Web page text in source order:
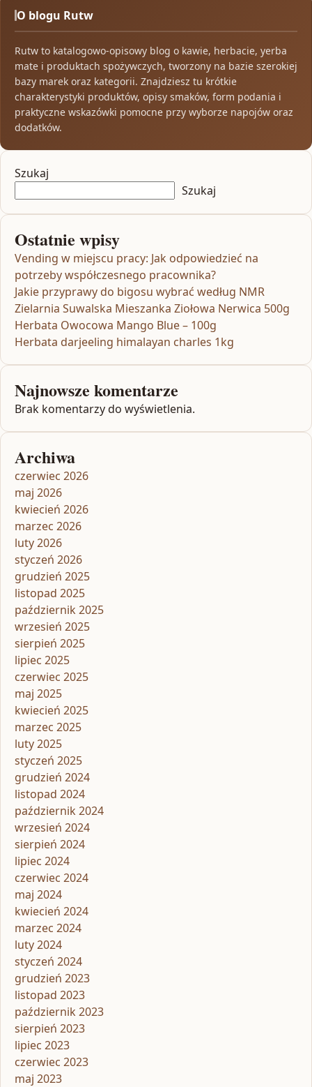
O blogu Rutw
Rutw to katalogowo-opisowy blog o kawie, herbacie, yerba
mate i produktach spożywczych, tworzony na bazie szerokiej
bazy marek oraz kategorii. Znajdziesz tu krótkie
charakterystyki produktów, opisy smaków, form podania i
praktyczne wskazówki pomocne przy wyborze napojów oraz
dodatków.
Szukaj
Szukaj
Ostatnie wpisy
Vending w miejscu pracy: Jak odpowiedzieć na
potrzeby współczesnego pracownika?
Jakie przyprawy do bigosu wybrać według NMR
Zielarnia Suwalska Mieszanka Ziołowa Nerwica 500g
Herbata Owocowa Mango Blue – 100g
Herbata darjeeling himalayan charles 1kg
Najnowsze komentarze
Brak komentarzy do wyświetlenia.
Archiwa
czerwiec 2026
maj 2026
kwiecień 2026
marzec 2026
luty 2026
styczeń 2026
grudzień 2025
listopad 2025
październik 2025
wrzesień 2025
sierpień 2025
lipiec 2025
czerwiec 2025
maj 2025
kwiecień 2025
marzec 2025
luty 2025
styczeń 2025
grudzień 2024
listopad 2024
październik 2024
wrzesień 2024
sierpień 2024
lipiec 2024
czerwiec 2024
maj 2024
kwiecień 2024
marzec 2024
luty 2024
styczeń 2024
grudzień 2023
listopad 2023
październik 2023
sierpień 2023
lipiec 2023
czerwiec 2023
maj 2023